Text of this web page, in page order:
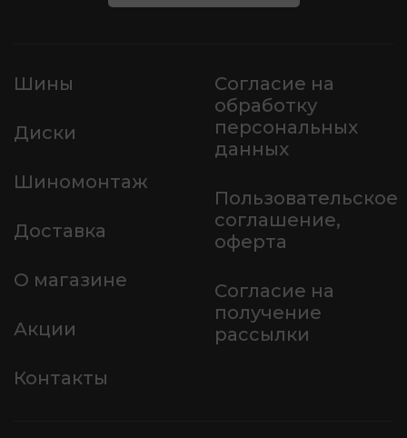
Шины
Диски
Шиномонтаж
Доставка
О магазине
Акции
Контакты
Согласие на
обработку
персональных
данных
Пользовательское
соглашение,
оферта
Согласие на
получение
рассылки